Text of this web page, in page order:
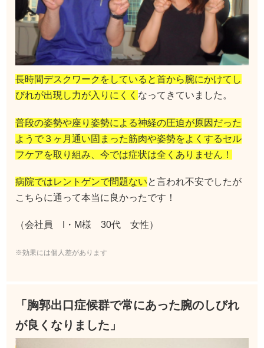
長時間デスクワークをしていると首から腕にかけてし
びれが出現し力が入りにくく なってきていました。
普段の姿勢や座り姿勢による神経の圧迫が原因だった
ようで３ヶ月通い固まった筋肉や姿勢をよくするセル
フケアを取り組み、今では症状は全くありません！
病院ではレントゲンで問題ないと言われ不安でしたが
こちらに通って本当に良かったです！
（会社員 I・M様 30代 女性）
※効果には個人差があります
「胸郭出口症候群で常にあった腕のしびれ
が良くなりました」